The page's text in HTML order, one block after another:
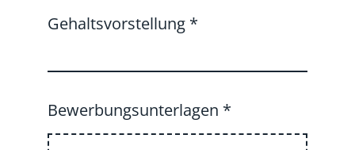
Gehaltsvorstellung *
Bewerbungsunterlagen *